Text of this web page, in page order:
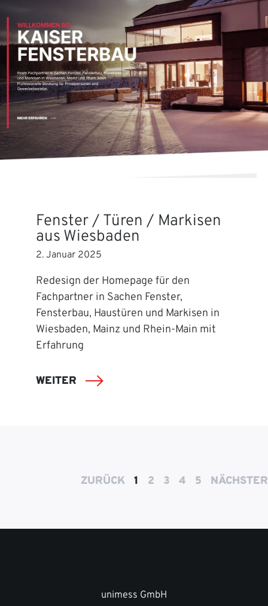
Fenster / Türen / Markisen
aus Wiesbaden
2. Januar 2025
Redesign der Homepage für den
Fachpartner in Sachen Fenster,
Fensterbau, Haustüren und Markisen in
Wiesbaden, Mainz und Rhein-Main mit
Erfahrung
WEITER
ZURÜCK 1 2 3 4 5 NÄCHSTER
unimess GmbH